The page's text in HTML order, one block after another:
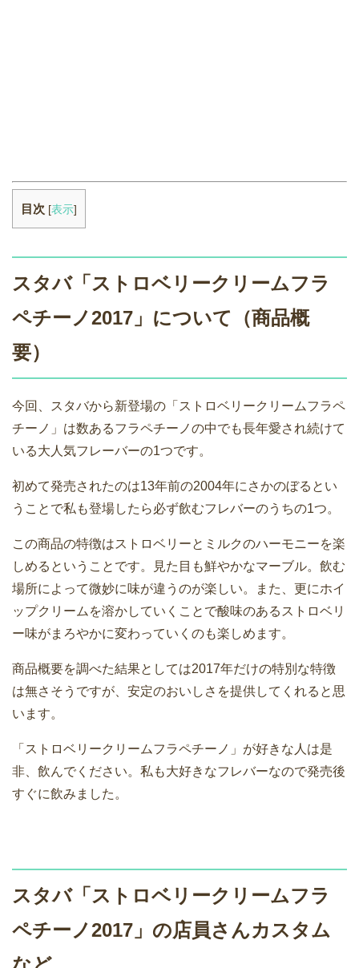
目次 [表示]
スタバ「ストロベリークリームフラ
ペチーノ2017」について（商品概
要）
今回、スタバから新登場の「ストロベリークリームフラペ
チーノ」は数あるフラペチーノの中でも長年愛され続けて
いる大人気フレーバーの1つです。
初めて発売されたのは13年前の2004年にさかのぼるとい
うことで私も登場したら必ず飲むフレバーのうちの1つ。
この商品の特徴はストロベリーとミルクのハーモニーを楽
しめるということです。見た目も鮮やかなマーブル。飲む
場所によって微妙に味が違うのが楽しい。また、更にホイ
ップクリームを溶かしていくことで酸味のあるストロベリ
ー味がまろやかに変わっていくのも楽しめます。
商品概要を調べた結果としては2017年だけの特別な特徴
は無さそうですが、安定のおいしさを提供してくれると思
います。
「ストロベリークリームフラペチーノ」が好きな人は是
非、飲んでください。私も大好きなフレバーなので発売後
すぐに飲みました。
スタバ「ストロベリークリームフラ
ペチーノ2017」の店員さんカスタム